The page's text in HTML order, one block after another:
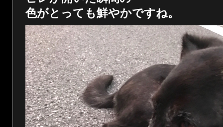
色がとっても鮮やかですね。